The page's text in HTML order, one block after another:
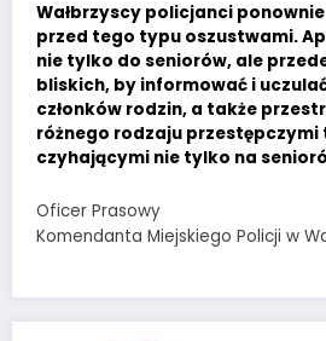
Wałbrzyscy policjanci
przed tego typu oszustwami.
nie tylko do seniorów, ale
bliskich, by informować i
członków rodzin, a także
różnego rodzaju przestępczymi
czyhającymi nie tylko na
Oficer Prasowy
Komendanta Miejskiego Policji w